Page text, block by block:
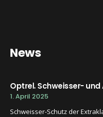
News
Optrel. Schweisser-
1. April 2025
Schweisser-Schutz der